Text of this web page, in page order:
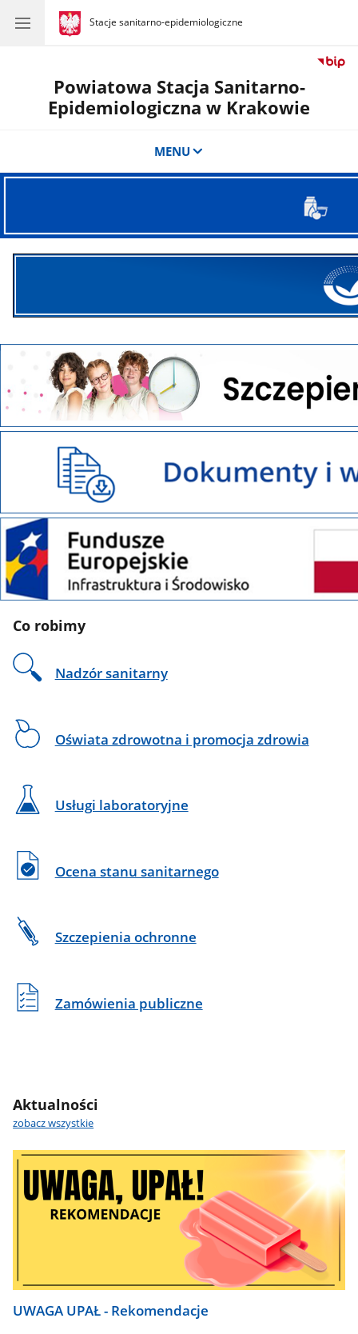
gov.pl
Stacje sanitarno-epidemiologiczne
gov.pl
Stacje
Powiatowa Stacja Sanitarno-
Epidemiologiczna w Krakowie
MENU
Zgłoś
EFS
Szczepienia
HPV
pobrania
Fundusze
Europejskie
Co robimy
Nadzór sanitarny
Oświata zdrowotna i promocja zdrowia
Usługi laboratoryjne
Ocena stanu sanitarnego
Szczepienia ochronne
Zamówienia publiczne
Aktualności
zobacz wszystkie
UWAGA UPAŁ - Rekomendacje